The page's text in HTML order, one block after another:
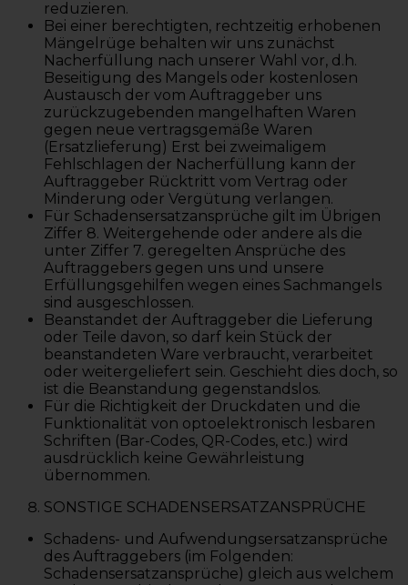
reduzieren.
Bei einer berechtigten, rechtzeitig erhobenen
Mängelrüge behalten wir uns zunächst
Nacherfüllung nach unserer Wahl vor, d.h.
Beseitigung des Mangels oder kostenlosen
Austausch der vom Auftraggeber uns
zurückzugebenden mangelhaften Waren
gegen neue vertragsgemäße Waren
(Ersatzlieferung) Erst bei zweimaligem
Fehlschlagen der Nacherfüllung kann der
Auftraggeber Rücktritt vom Vertrag oder
Minderung oder Vergütung verlangen.
Für Schadensersatzansprüche gilt im Übrigen
Ziffer 8. Weitergehende oder andere als die
unter Ziffer 7. geregelten Ansprüche des
Auftraggebers gegen uns und unsere
Erfüllungsgehilfen wegen eines Sachmangels
sind ausgeschlossen.
Beanstandet der Auftraggeber die Lieferung
oder Teile davon, so darf kein Stück der
beanstandeten Ware verbraucht, verarbeitet
oder weitergeliefert sein. Geschieht dies doch, so
ist die Beanstandung gegenstandslos.
Für die Richtigkeit der Druckdaten und die
Funktionalität von optoelektronisch lesbaren
Schriften (Bar-Codes, QR-Codes, etc.) wird
ausdrücklich keine Gewährleistung
übernommen.
SONSTIGE SCHADENSERSATZANSPRÜCHE
Schadens- und Aufwendungsersatzansprüche
des Auftraggebers (im Folgenden:
Schadensersatzansprüche) gleich aus welchem